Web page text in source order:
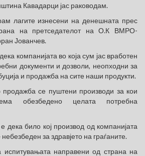
Кавадарци јас раководам.
лагите изнесени на денешната прес
на претседателот на О.К ВМРО-
Јованчев.
компанијата во која сум јас вработен
документи и дозволи, неопходни за
и продажба на сите наши продукти.
се пуштени производи за кои
обезбедено целата потребна
дека било кој производ од компанијата
за здравјето на граѓаните.
направени од страна на